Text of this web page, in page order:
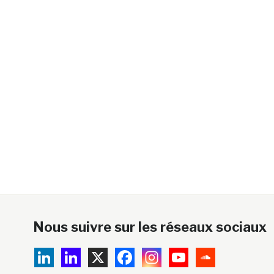
Nous suivre sur les réseaux sociaux